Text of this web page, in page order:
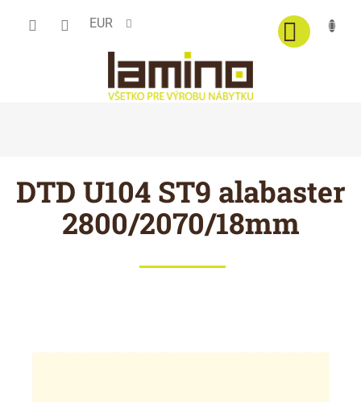
EUR
DTD U104 ST9 alabaster
2800/2070/18mm